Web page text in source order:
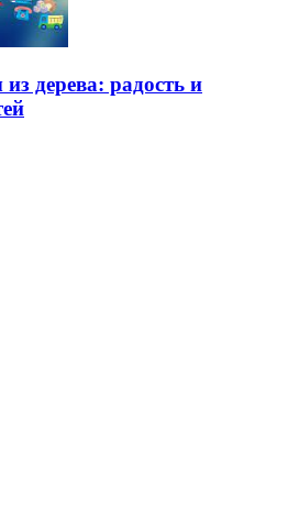
дерева: радость и